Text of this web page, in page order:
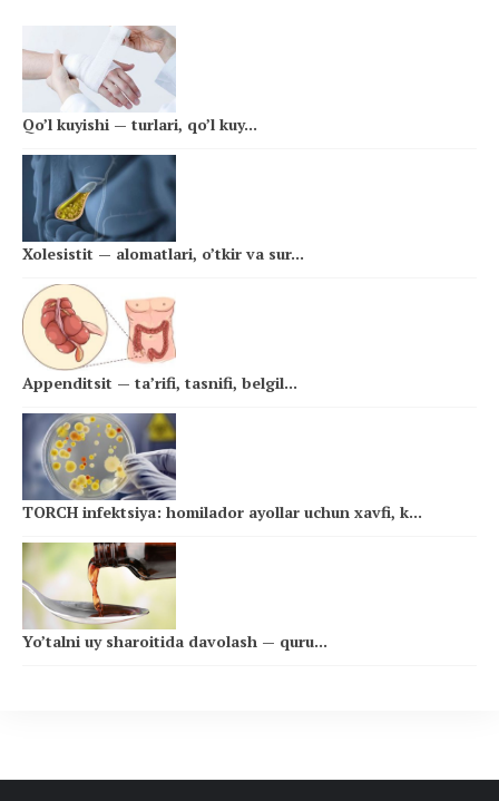
Qo’l kuyishi — turlari, qo’l kuy...
Xolesistit — alomatlari, o’tkir va sur...
Appenditsit — ta’rifi, tasnifi, belgil...
TORCH infektsiya: homilador ayollar uchun xavfi, k...
Yo’talni uy sharoitida davolash — quru...